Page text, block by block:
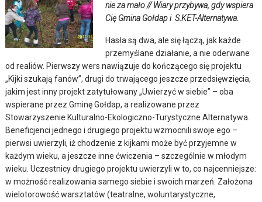
nie za mało// Wiary przybywa, gdy wspiera
Cię Gmina Gołdap i S.KET-Alternatywa.
Hasła są dwa, ale się łączą, jak każde
przemyślane działanie, a nie oderwane
od realiów. Pierwszy wers nawiązuje do kończącego się projektu
„Kijki szukają fanów”, drugi do trwającego jeszcze przedsięwzięcia,
jakim jest inny projekt zatytułowany „Uwierzyć w siebie” – oba
wspierane przez Gminę Gołdap, a realizowane przez
Stowarzyszenie Kulturalno-Ekologiczno-Turystyczne Alternatywa.
Beneficjenci jednego i drugiego projektu wzmocnili swoje ego –
pierwsi uwierzyli, iż chodzenie z kijkami może być przyjemne w
każdym wieku, a jeszcze inne ćwiczenia – szczególnie w młodym
wieku. Uczestnicy drugiego projektu uwierzyli w to, co najcenniejsze:
w możność realizowania samego siebie i swoich marzeń. Założona
wielotorowość warsztatów (teatralne, woluntarystyczne,